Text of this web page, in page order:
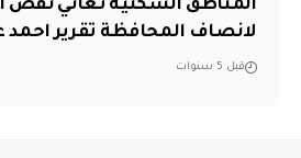
المناطق السكنية تعاني نقص
لانصاف المحافظة تقرير احمد
قبل 5 سنوات